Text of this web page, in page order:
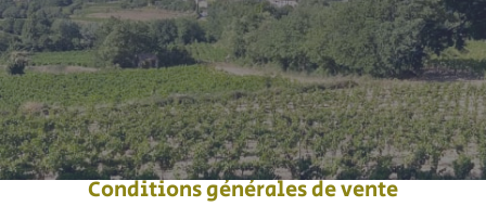
Conditions générales de vente